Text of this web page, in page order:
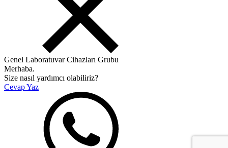
Genel Laboratuvar Cihazları Grubu
Merhaba.
Size nasıl yardımcı olabiliriz?
Cevap Yaz